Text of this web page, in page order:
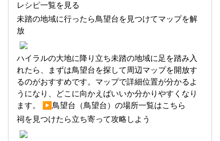
レシピ一覧を見る
未踏の地域に行ったら鳥望台を見つけてマップを解
放
ハイラルの大地に降り立ち未踏の地域に足を踏み入
れたら、まずは鳥望台を探して周辺マップを開放す
るのがおすすめです。マップで詳細位置が分かるよ
うになり、どこに向かえばいいか分かりやすくなり
ます。 ▶︎鳥望台（鳥望台）の場所一覧はこちら
祠を見つけたら立ち寄って攻略しよう